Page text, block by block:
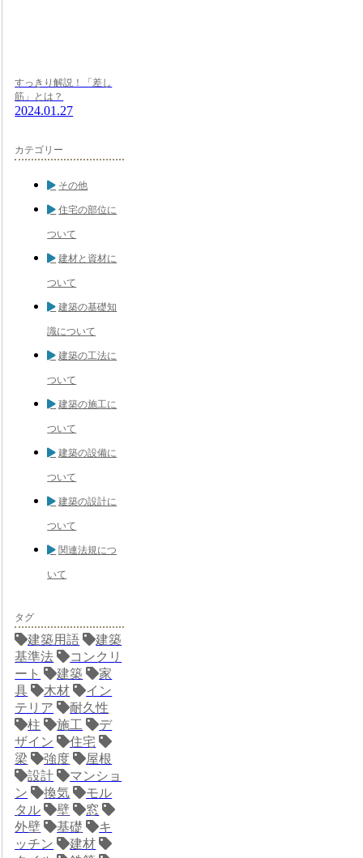
すっきり解説！「差し
筋」とは？
2024.01.27
カテゴリー
その他
住宅の部位に
ついて
建材と資材に
ついて
建築の基礎知
識について
建築の工法に
ついて
建築の施工に
ついて
建築の設備に
ついて
建築の設計に
ついて
関連法規につ
いて
タグ
建築用語
建築
基準法
コンクリ
ート
建築
家
具
木材
イン
テリア
耐久性
柱
施工
デ
ザイン
住宅
梁
強度
屋根
設計
マンショ
ン
換気
モル
タル
壁
窓
外壁
基礎
キ
ッチン
建材